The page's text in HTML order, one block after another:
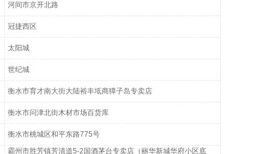
河间市京开北路
冠捷西区
太阳城
世纪城
衡水市育才南大街大陆裕丰坻商獐子岛专卖店
衡水市问津北街木材市场百货库
衡水市桃城区和平东路775号
霸州市胜芳镇芳清道5-2国酒茅台专卖店（丽华新城华府小区底